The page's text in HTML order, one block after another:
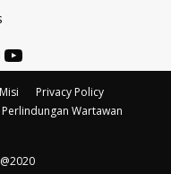
YouTube
Privacy Policy
Perlindungan Wartawan